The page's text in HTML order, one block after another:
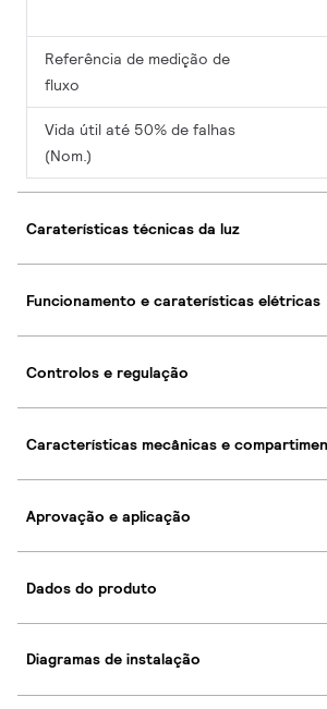
Referência de medição de
fluxo
Vida útil até 50% de falhas
(Nom.)
Caraterísticas técnicas da luz
Funcionamento e caraterísticas elétricas
Controlos e regulação
Características mecânicas e
Aprovação e aplicação
Dados do produto
Diagramas de instalação